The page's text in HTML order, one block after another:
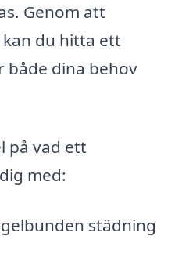
Genom att
du hitta ett
både dina behov
på vad ett
med:
städning